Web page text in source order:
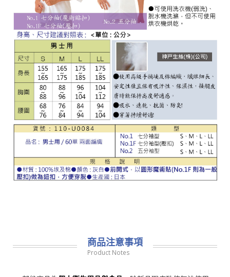
PRODUCT SEARCH 產品搜尋
產品搜尋
商品注意事項
Product Notes